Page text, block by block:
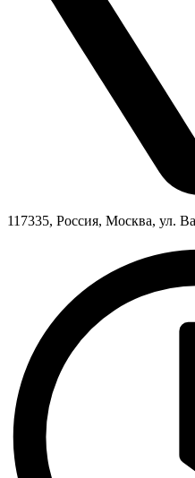
117335, Россия, Москва, ул.